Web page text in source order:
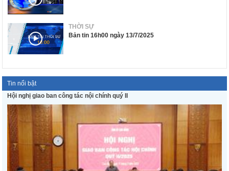
THỜI SỰ
Bản tin 16h00 ngày 13/7/2025
Tin nổi bật
Hội nghị giao ban công tác nội chính quý II